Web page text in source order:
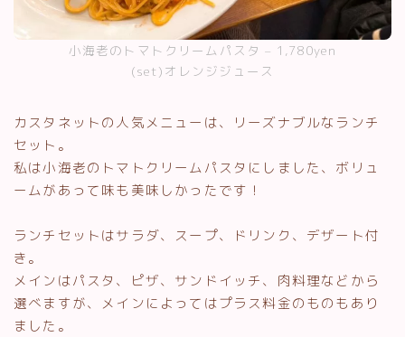
小海老のトマトクリームパスタ – 1,780yen
(set)オレンジジュース
カスタネットの人気メニューは、リーズナブルなランチ
セット。
私は小海老のトマトクリームパスタにしました、ボリュ
ームがあって味も美味しかったです！
ランチセットはサラダ、スープ、ドリンク、デザート付
き。
メインはパスタ、ピザ、サンドイッチ、肉料理などから
選べますが、メインによってはプラス料金のものもあり
ました。